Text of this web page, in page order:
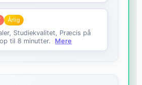
Årlig
Studiekvalitet, Præcis på
til 8 minutter.
Mere